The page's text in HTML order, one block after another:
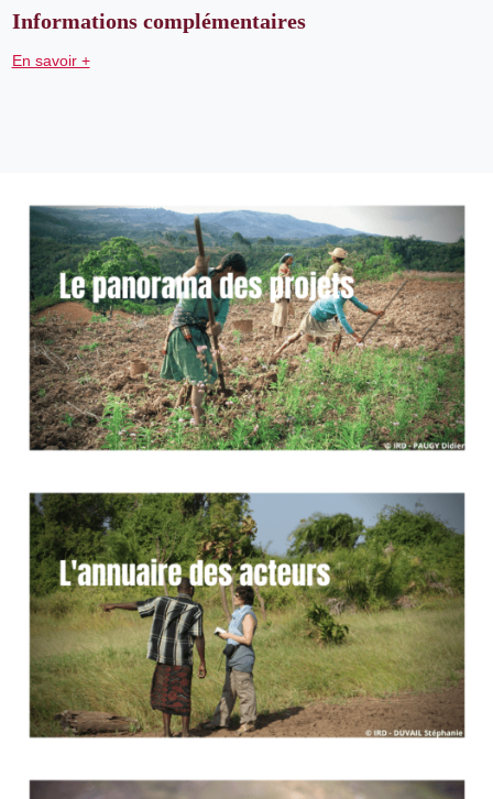
Informations complémentaires
En savoir +